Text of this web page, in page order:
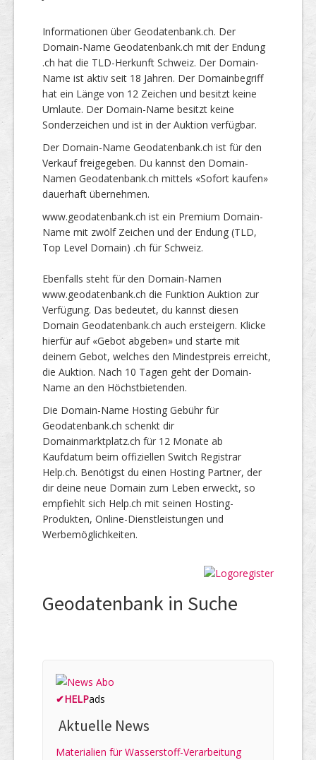
Informationen über Geodatenbank.ch. Der
Domain-Name Geodatenbank.ch mit der Endung
.ch hat die TLD-Herkunft Schweiz. Der Domain-
Name ist aktiv seit 18 Jahren. Der Domainbegriff
hat ein Länge von 12 Zeichen und besitzt keine
Umlaute. Der Domain-Name besitzt keine
Sonderzeichen und ist in der Auktion verfügbar.
Der Domain-Name Geodatenbank.ch ist für den
Verkauf freigegeben. Du kannst den Domain-
Namen Geodatenbank.ch mittels «Sofort kaufen»
dauerhaft übernehmen.
www.geodatenbank.ch ist ein Premium Domain-
Name mit zwölf Zeichen und der Endung (TLD,
Top Level Domain) .ch für Schweiz.
Ebenfalls steht für den Domain-Namen
www.geodatenbank.ch die Funktion Auktion zur
Verfügung. Das bedeutet, du kannst diesen
Domain Geodatenbank.ch auch ersteigern. Klicke
hierfür auf «Gebot abgeben» und starte mit
deinem Gebot, welches den Mindestpreis erreicht,
die Auktion. Nach 10 Tagen geht der Domain-
Name an den Höchstbietenden.
Die Domain-Name Hosting Gebühr für
Geodatenbank.ch schenkt dir
Domainmarktplatz.ch für 12 Monate ab
Kaufdatum beim offiziellen Switch Registrar
Help.ch. Benötigst du einen Hosting Partner, der
dir deine neue Domain zum Leben erweckt, so
empfiehlt sich Help.ch mit seinen Hosting-
Produkten, Online-Dienstleistungen und
Werbemöglichkeiten.
Geodatenbank in Suche
✔HELPads
Aktuelle News
Materialien für Wasserstoff-Verarbeitung